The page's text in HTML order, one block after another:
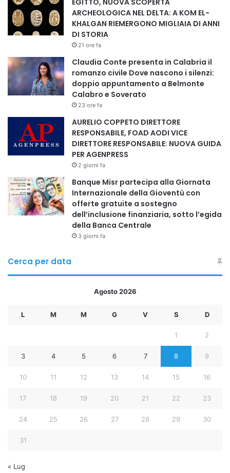
EGITTO, NUOVA SCOPERTA
ARCHEOLOGICA NEL DELTA: A KOM EL-
KHALGAN RIEMERGONO MIGLIAIA DI ANNI
DI STORIA
21 ore fa
Claudia Conte presenta in Calabria il
romanzo civile Dove nascono i silenzi:
doppio appuntamento a Belmonte
Calabro e Soverato
23 ore fa
AURELIO COPPETO DIRETTORE
RESPONSABILE, FOAD AODI VICE
DIRETTORE RESPONSABILE: NUOVA GUIDA
PER AGENPRESS
2 giorni fa
Banque Misr partecipa alla Giornata
Internazionale della Gioventù con
offerte gratuite a sostegno
dell’inclusione finanziaria, sotto l’egida
della Banca Centrale
3 giorni fa
Cerca per data
Agosto 2026
L M M G V S D
1 2
3 4 5 6 7 8 9
10 11 12 13 14 15 16
17 18 19 20 21 22 23
24 25 26 27 28 29 30
31
« Lug